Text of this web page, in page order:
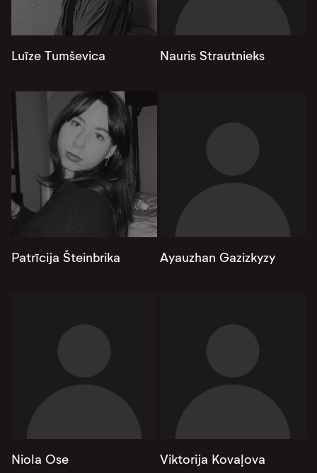
Luīze Tumševica Nauris Strautnieks
Patrīcija Šteinbrika Ayauzhan Gazizkyzy
Niola Ose Viktorija Kovaļova